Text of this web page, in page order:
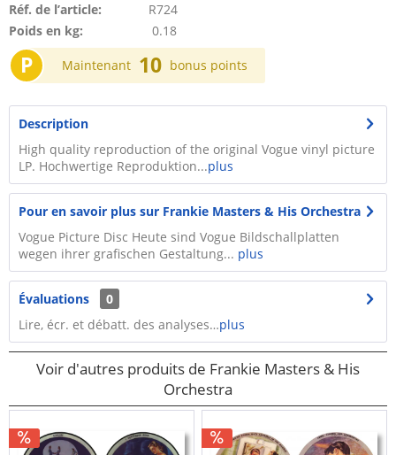
Réf. de l’article:
R724
Poids en kg:
0.18
P Maintenant 10 bonus points
Description
​​​​​High quality reproduction of the original Vogue vinyl picture
LP. Hochwertige Reproduktion...plus
Pour en savoir plus sur Frankie Masters & His Orchestra
Vogue Picture Disc Heute sind Vogue Bildschallplatten
wegen ihrer grafischen Gestaltung... plus
Évaluations
0
Lire, écr. et débatt. des analyses…plus
Voir d'autres produits de Frankie Masters & His
Orchestra